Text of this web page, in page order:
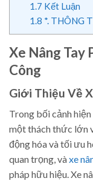
1.7 Kết Luận
1.8 *. THÔNG
Xe Nâng Tay
Công
Giới Thiệu Về
Trong bối cảnh
một thách thức lớn
động hóa và tối ưu
quan trọng, vàxe
pháp hữu hiệu. Xe